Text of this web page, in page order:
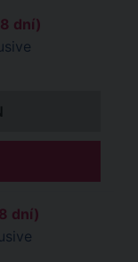
dní)
dní)